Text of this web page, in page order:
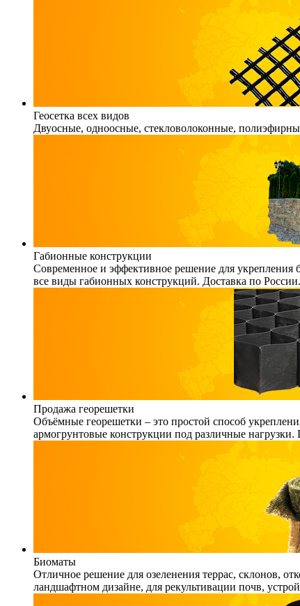
Геосетка всех видов
Двуосные, одноосные, стекловолоконные,
Габионные конструкции
Современное и эффективное решение для укрепления
все виды габионных конструкций. Доставка по России.
Продажа георешетки
Объёмные георешетки – это простой способ
армогрунтовые конструкции под различные
Биоматы
Отличное решение для озеленения террас, склонов,
ландшафтном дизайне, для рекультивации почв,